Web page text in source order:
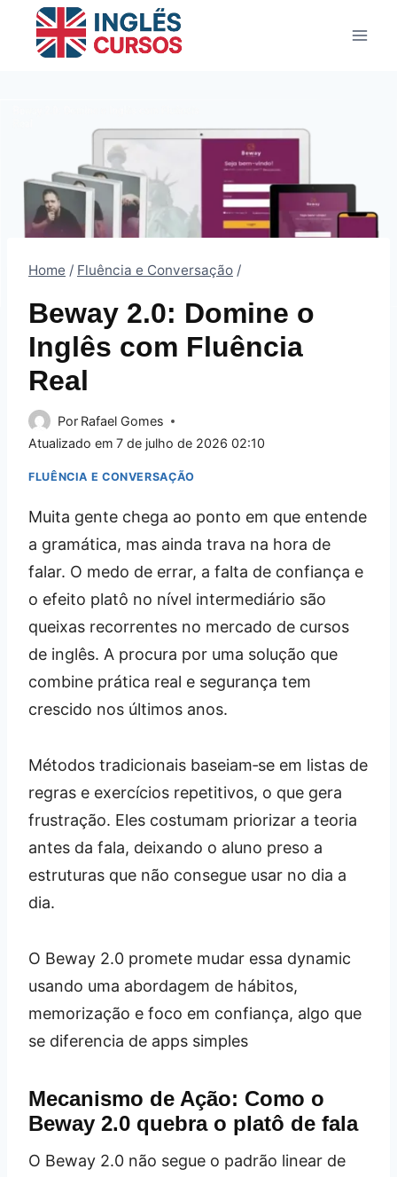
Home / Fluência e Conversação /
Beway 2.0: Domine o
Inglês com Fluência
Real
Por Rafael Gomes
Atualizado em 7 de julho de 2026 02:10
FLUÊNCIA E CONVERSAÇÃO
Muita gente chega ao ponto em que entende
a gramática, mas ainda trava na hora de
falar. O medo de errar, a falta de confiança e
o efeito platô no nível intermediário são
queixas recorrentes no mercado de cursos
de inglês. A procura por uma solução que
combine prática real e segurança tem
crescido nos últimos anos.
Métodos tradicionais baseiam‑se em listas de
regras e exercícios repetitivos, o que gera
frustração. Eles costumam priorizar a teoria
antes da fala, deixando o aluno preso a
estruturas que não consegue usar no dia a
dia.
O Beway 2.0 promete mudar essa dynamic
usando uma abordagem de hábitos,
memorização e foco em confiança, algo que
se diferencia de apps simples
Mecanismo de Ação: Como o
Beway 2.0 quebra o platô de fala
O Beway 2.0 não segue o padrão linear de